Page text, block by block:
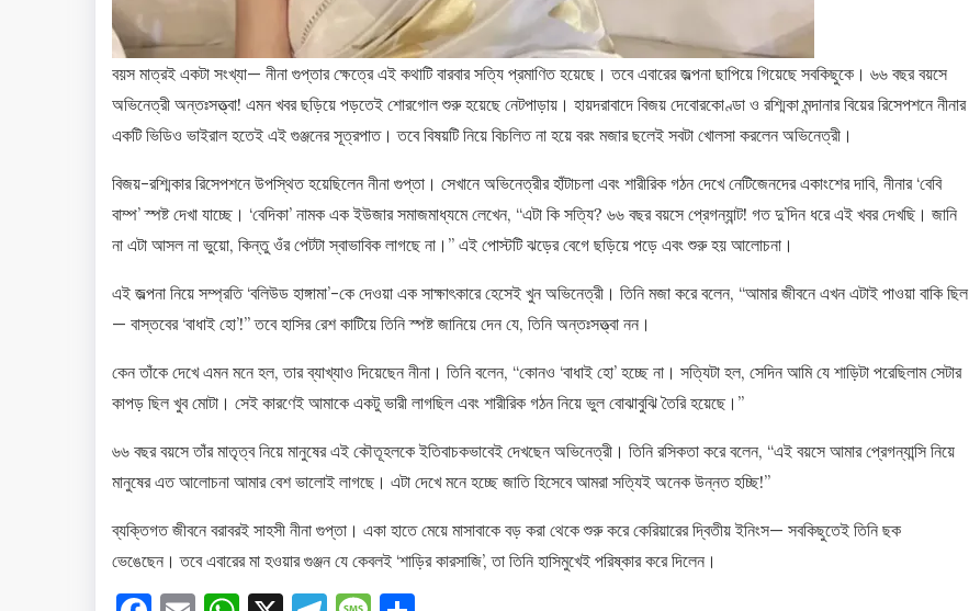
বয়স মাত্রই একটা সংখ্যা— নীনা গুপ্তার ক্ষেত্রে এই কথাটি বারবার সত্যি প্রমাণিত হয়েছে। তবে এবারের জল্পনা ছাপিয়ে গিয়েছে সবকিছুকে। ৬৬ বছর বয়সে
অভিনেত্রী অন্তঃসত্ত্বা! এমন খবর ছড়িয়ে পড়তেই শোরগোল শুরু হয়েছে নেটপাড়ায়। হায়দরাবাদে বিজয় দেবোরকোণ্ডা ও রশ্মিকা মন্দানার বিয়ের রিসেপশনে নীনার
একটি ভিডিও ভাইরাল হতেই এই গুঞ্জনের সূত্রপাত। তবে বিষয়টি নিয়ে বিচলিত না হয়ে বরং মজার ছলেই সবটা খোলসা করলেন অভিনেত্রী।
বিজয়-রশ্মিকার রিসেপশনে উপস্থিত হয়েছিলেন নীনা গুপ্তা। সেখানে অভিনেত্রীর হাঁটাচলা এবং শারীরিক গঠন দেখে নেটিজেনদের একাংশের দাবি, নীনার ‘বেবি
বাম্প’ স্পষ্ট দেখা যাচ্ছে। ‘বেদিকা’ নামক এক ইউজার সমাজমাধ্যমে লেখেন, “এটা কি সত্যি? ৬৬ বছর বয়সে প্রেগন্যান্ট! গত দু’দিন ধরে এই খবর দেখছি। জানি
না এটা আসল না ভুয়ো, কিন্তু ওঁর পেটটা স্বাভাবিক লাগছে না।” এই পোস্টটি ঝড়ের বেগে ছড়িয়ে পড়ে এবং শুরু হয় আলোচনা।
এই জল্পনা নিয়ে সম্প্রতি ‘বলিউড হাঙ্গামা’-কে দেওয়া এক সাক্ষাৎকারে হেসেই খুন অভিনেত্রী। তিনি মজা করে বলেন, “আমার জীবনে এখন এটাই পাওয়া বাকি ছিল
— বাস্তবের ‘বাধাই হো’!” তবে হাসির রেশ কাটিয়ে তিনি স্পষ্ট জানিয়ে দেন যে, তিনি অন্তঃসত্ত্বা নন।
কেন তাঁকে দেখে এমন মনে হল, তার ব্যাখ্যাও দিয়েছেন নীনা। তিনি বলেন, “কোনও ‘বাধাই হো’ হচ্ছে না। সত্যিটা হল, সেদিন আমি যে শাড়িটা পরেছিলাম সেটার
কাপড় ছিল খুব মোটা। সেই কারণেই আমাকে একটু ভারী লাগছিল এবং শারীরিক গঠন নিয়ে ভুল বোঝাবুঝি তৈরি হয়েছে।”
৬৬ বছর বয়সে তাঁর মাতৃত্ব নিয়ে মানুষের এই কৌতূহলকে ইতিবাচকভাবেই দেখছেন অভিনেত্রী। তিনি রসিকতা করে বলেন, “এই বয়সে আমার প্রেগন্যান্সি নিয়ে
মানুষের এত আলোচনা আমার বেশ ভালোই লাগছে। এটা দেখে মনে হচ্ছে জাতি হিসেবে আমরা সত্যিই অনেক উন্নত হচ্ছি!”
ব্যক্তিগত জীবনে বরাবরই সাহসী নীনা গুপ্তা। একা হাতে মেয়ে মাসাবাকে বড় করা থেকে শুরু করে কেরিয়ারের দ্বিতীয় ইনিংস— সবকিছুতেই তিনি ছক
ভেঙেছেন। তবে এবারের মা হওয়ার গুঞ্জন যে কেবলই ‘শাড়ির কারসাজি’, তা তিনি হাসিমুখেই পরিষ্কার করে দিলেন।